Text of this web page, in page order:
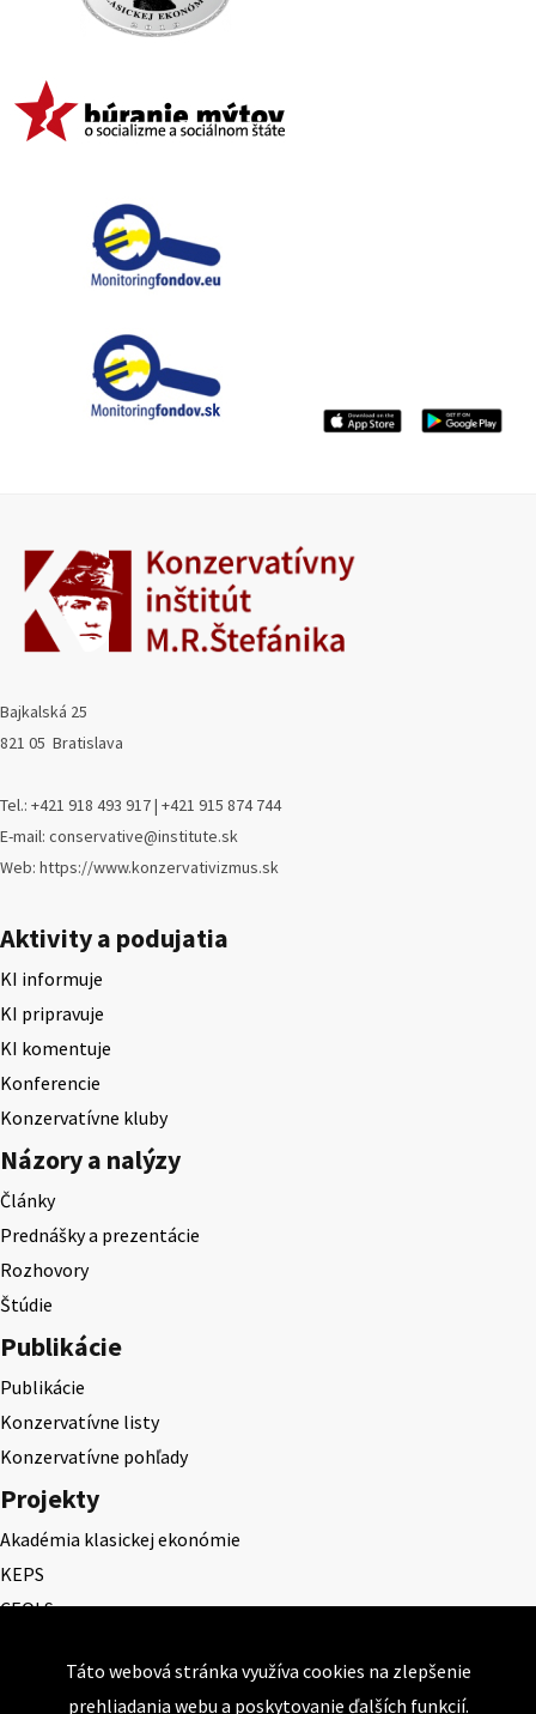
Bajkalská 25
821 05 Bratislava
Tel.: +421 918 493 917 | +421 915 874 744
E-mail: conservative@institute.sk
Web: https://www.konzervativizmus.sk
Aktivity a podujatia
KI informuje
KI pripravuje
KI komentuje
Konferencie
Konzervatívne kluby
Názory a nalýzy
Články
Prednášky a prezentácie
Rozhovory
Štúdie
Publikácie
Publikácie
Konzervatívne listy
Konzervatívne pohľady
Projekty
Akadémia klasickej ekonómie
KEPS
CEQLS
Cena Ernesta Valka
Táto webová stránka využíva cookies na zlepšenie
prehliadania webu a poskytovanie ďalších funkcií.